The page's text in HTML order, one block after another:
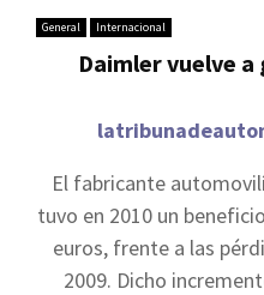
General Internacional
Daimler vuelve
El fabricante
tuvo en 2010 un
euros, frente a las
2009. Dicho